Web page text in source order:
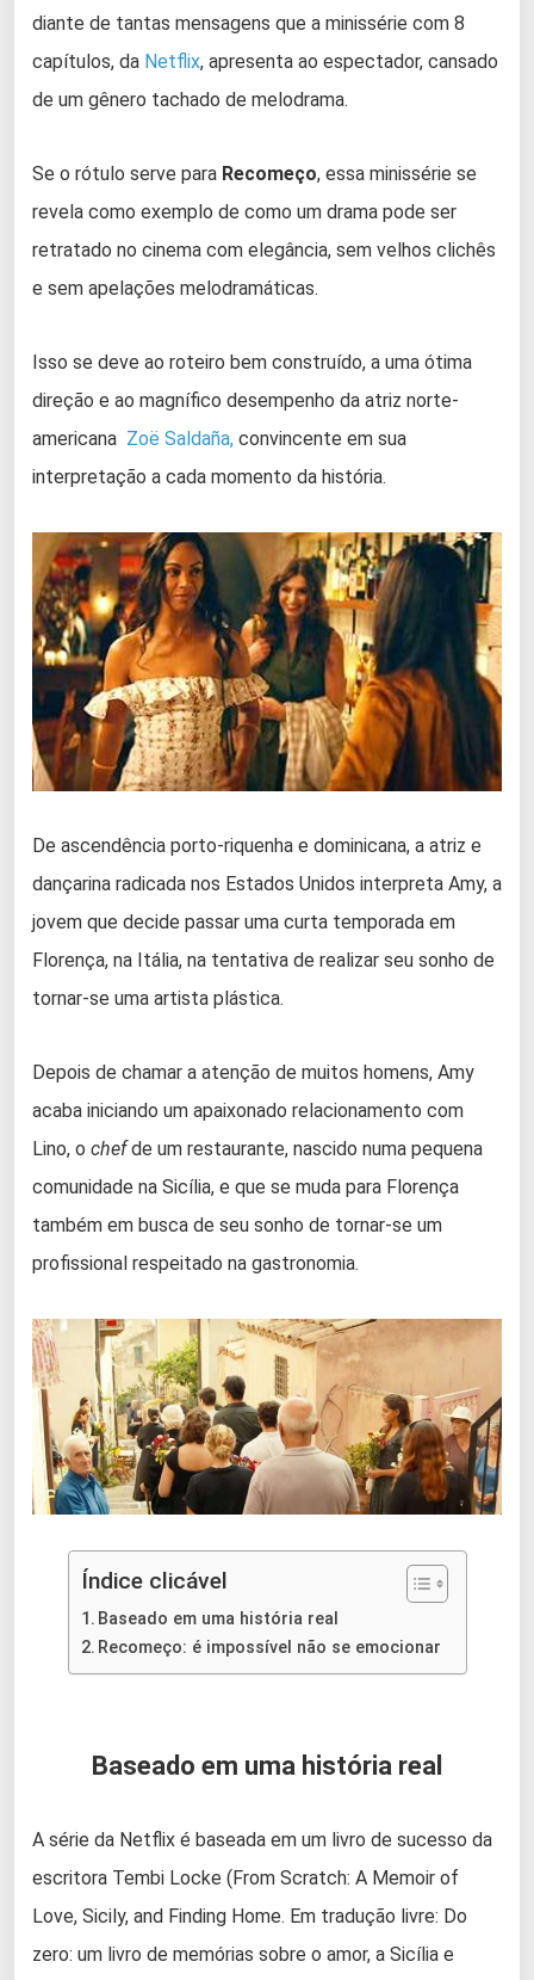
diante de tantas mensagens que a minissérie com 8
capítulos, da Netflix, apresenta ao espectador, cansado
de um gênero tachado de melodrama.
Se o rótulo serve para Recomeço, essa minissérie se
revela como exemplo de como um drama pode ser
retratado no cinema com elegância, sem velhos clichês
e sem apelações melodramáticas.
Isso se deve ao roteiro bem construído, a uma ótima
direção e ao magnífico desempenho da atriz norte-
americana Zoë Saldaña, convincente em sua
interpretação a cada momento da história.
De ascendência porto-riquenha e dominicana, a atriz e
dançarina radicada nos Estados Unidos interpreta Amy, a
jovem que decide passar uma curta temporada em
Florença, na Itália, na tentativa de realizar seu sonho de
tornar-se uma artista plástica.
Depois de chamar a atenção de muitos homens, Amy
acaba iniciando um apaixonado relacionamento com
Lino, o chefde um restaurante, nascido numa pequena
comunidade na Sicília, e que se muda para Florença
também em busca de seu sonho de tornar-se um
profissional respeitado na gastronomia.
Índice clicável
Baseado em uma história real
Recomeço: é impossível não se emocionar
Baseado em uma história real
A série da Netflix é baseada em um livro de sucesso da
escritora Tembi Locke (From Scratch: A Memoir of
Love, Sicily, and Finding Home. Em tradução livre: Do
zero: um livro de memórias sobre o amor, a Sicília e